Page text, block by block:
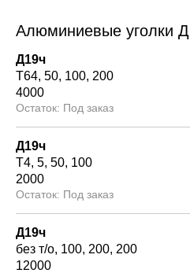
Алюминиевые уголки
Д19ч
Т64 50 100 200
4000
Под заказ
Д19ч
Т4 5 50 100
2000
Под заказ
Д19ч
без т/о 100 200 200
12000